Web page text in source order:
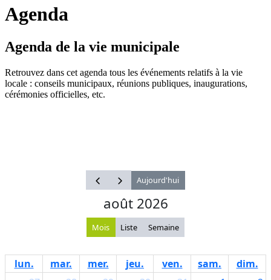
Agenda
Agenda de la vie municipale
Retrouvez dans cet agenda tous les événements relatifs à la vie
locale : conseils municipaux, réunions publiques, inaugurations,
cérémonies officielles, etc.